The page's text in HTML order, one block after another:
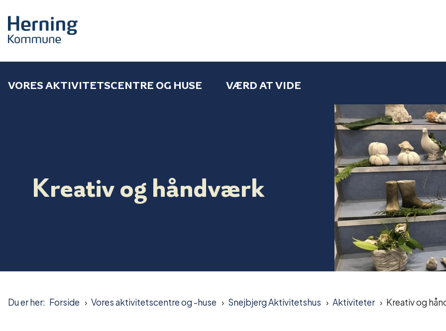
VORES AKTIVITETSCENTRE OG HUSE VÆRD AT VIDE
Kreativ og håndværk
Du er her: Forside Vores aktivitetscentre og -huse Snejbjerg Aktivitetshus Aktiviteter Kreativ og